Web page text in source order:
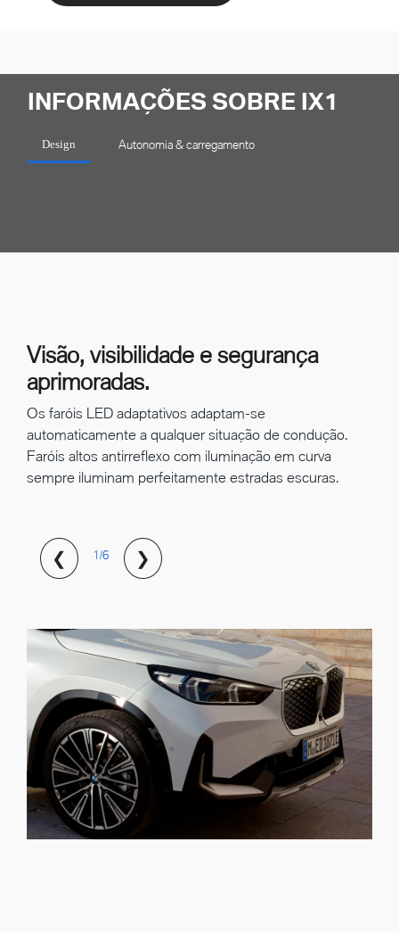
INFORMAÇÕES SOBRE IX1
Design Autonomia & carregamento
Visão, visibilidade e segurança
aprimoradas.
Os faróis LED adaptativos adaptam-se
automaticamente a qualquer situação de condução.
Faróis altos antirreflexo com iluminação em curva
sempre iluminam perfeitamente estradas escuras.
❮ 1/6 ❯